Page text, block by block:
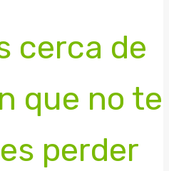
cerca de
que no te
perder​